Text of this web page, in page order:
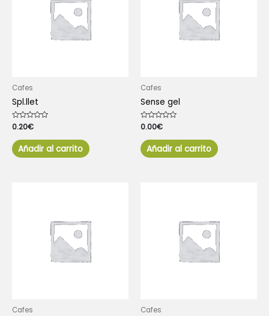
Cafes
Spl.llet
Valorado
con
de
5
0.20€
Añadir al carrito
Cafes
Sense gel
Valorado
con
de
5
0.00€
Añadir al carrito
Cafes Cafes